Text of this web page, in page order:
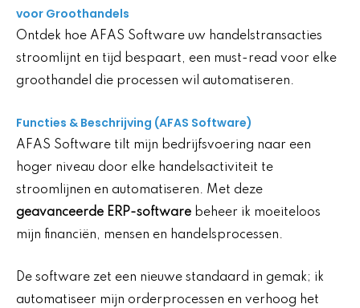
voor Groothandels
Ontdek hoe AFAS Software uw handelstransacties
stroomlijnt en tijd bespaart, een must-read voor elke
groothandel die processen wil automatiseren.
Functies & Beschrijving (AFAS Software)
AFAS Software tilt mijn bedrijfsvoering naar een
hoger niveau door elke handelsactiviteit te
stroomlijnen en automatiseren. Met deze
geavanceerde ERP-software beheer ik moeiteloos
mijn financiën, mensen en handelsprocessen.
De software zet een nieuwe standaard in gemak; ik
automatiseer mijn orderprocessen en verhoog het